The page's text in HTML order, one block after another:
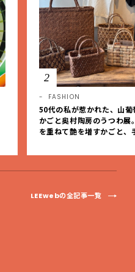
2
FASHION
50代の私が惹かれた、山葡
かごと奥村陶房のうつわ展
を重ねて艶を増すかごと、
EE DAYS club tanpopo
LEEwebの全記事一覧